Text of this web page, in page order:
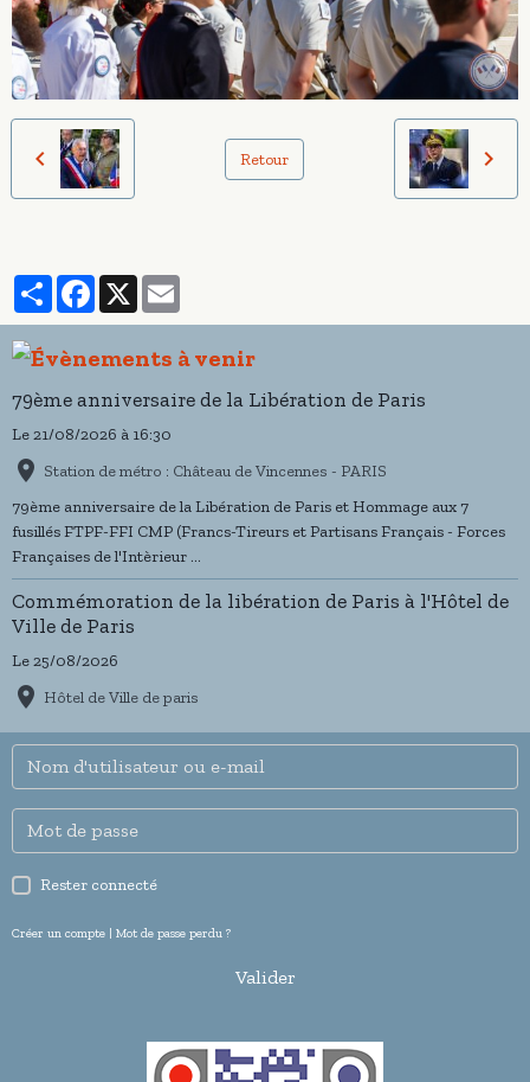
Retour
PartagerFacebook
X
79ème anniversaire de la Libération de Paris
Le 21/08/2026 à 16:30
Station de métro : Château de Vincennes - PARIS
79ème anniversaire de la Libération de Paris et Hommage aux 7
fusillés FTPF-FFI CMP (Francs-Tireurs et Partisans Français - Forces
Françaises de l'Intèrieur ...
Commémoration de la libération de Paris à l'Hôtel de
Ville de Paris
Le 25/08/2026
Hôtel de Ville de paris
Rester connecté
Créer un compte | Mot de passe perdu ?
Valider